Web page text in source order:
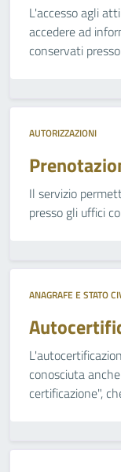
L'accesso agli
accedere ad
conservati
AUTORIZZAZIONI
Il servizio
presso gli uffici
ANAGRAFE E STATO
conosciuta
certificazione",